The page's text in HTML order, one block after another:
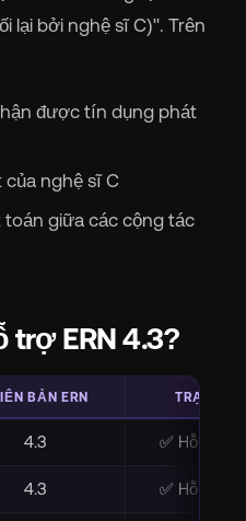
lại bởi nghệ sĩ C)". Trên
được tín dụng phát
của nghệ sĩ C
toán giữa các cộng tác
trợ ERN 4.3?
BẢN ERN TRẠNG
4.3 ✅ Hỗ trợ
4.3 ✅ Hỗ trợ